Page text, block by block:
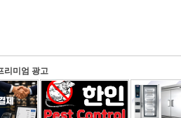
리미엄 광고